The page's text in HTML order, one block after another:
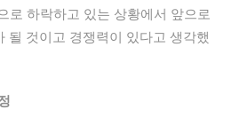
로 하락하고 있는 상황에서 앞으로
될 것이고 경쟁력이 있다고 생각했